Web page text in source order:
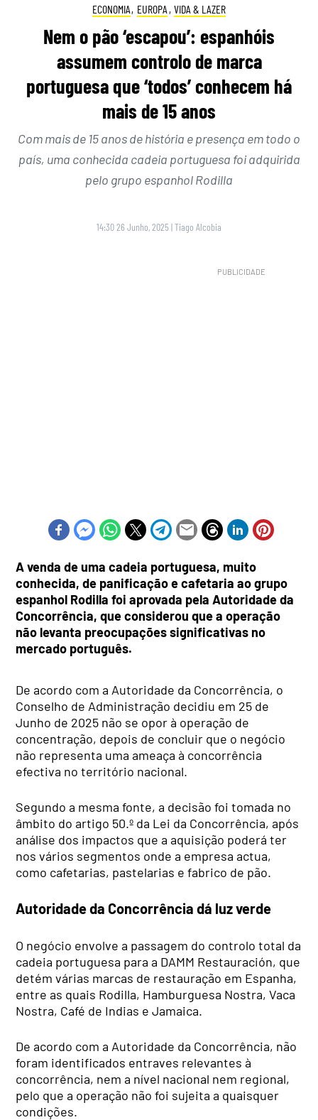
ECONOMIA, EUROPA , VIDA & LAZER
Nem o pão ‘escapou’: espanhóis
assumem controlo de marca
portuguesa que ‘todos’ conhecem há
mais de 15 anos
Com mais de 15 anos de história e presença em todo o
país, uma conhecida cadeia portuguesa foi adquirida
pelo grupo espanhol Rodilla
14:30 26 Junho, 2025 |Tiago Alcobia
A venda de uma cadeia portuguesa, muito
conhecida, de panificação e cafetaria ao grupo
espanhol Rodilla foi aprovada pela Autoridade da
Concorrência, que considerou que a operação
não levanta preocupações significativas no
mercado português.
De acordo com a Autoridade da Concorrência, o
Conselho de Administração decidiu em 25 de
Junho de 2025 não se opor à operação de
concentração, depois de concluir que o negócio
não representa uma ameaça à concorrência
efectiva no território nacional.
Segundo a mesma fonte, a decisão foi tomada no
âmbito do artigo 50.º da Lei da Concorrência, após
análise dos impactos que a aquisição poderá ter
nos vários segmentos onde a empresa actua,
como cafetarias, pastelarias e fabrico de pão.
Autoridade da Concorrência dá luz verde
O negócio envolve a passagem do controlo total da
cadeia portuguesa para a DAMM Restauración, que
detém várias marcas de restauração em Espanha,
entre as quais Rodilla, Hamburguesa Nostra, Vaca
Nostra, Café de Indias e Jamaica.
De acordo com a Autoridade da Concorrência, não
foram identificados entraves relevantes à
concorrência, nem a nível nacional nem regional,
pelo que a operação não foi sujeita a quaisquer
condições.